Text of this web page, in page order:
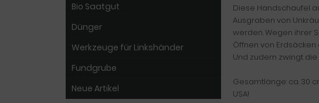
Diese Handschaufel
Ausgraben von
werden. Wegen ihrer
Öffnen von
Und zudem zwingt
Gesamtlänge: ca. 30
USA!
Bio Saatgut
Dünger
Werkzeuge für Linkshänder
Fundgrube
Neue Artikel